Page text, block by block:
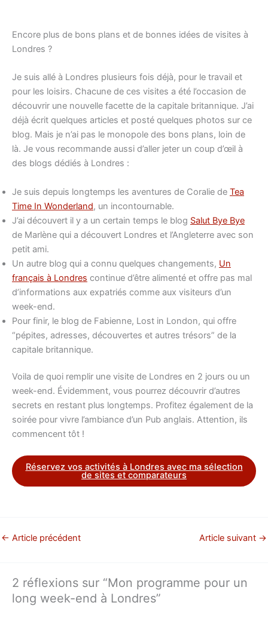
Encore plus de bons plans et de bonnes idées de visites à
Londres ?
Je suis allé à Londres plusieurs fois déjà, pour le travail et
pour les loisirs. Chacune de ces visites a été l’occasion de
découvrir une nouvelle facette de la capitale britannique. J’ai
déjà écrit quelques articles et posté quelques photos sur ce
blog. Mais je n’ai pas le monopole des bons plans, loin de
là. Je vous recommande aussi d’aller jeter un coup d’œil à
des blogs dédiés à Londres :
Je suis depuis longtemps les aventures de Coralie de Tea
Time In Wonderland, un incontournable.
J’ai découvert il y a un certain temps le blog Salut Bye Bye
de Marlène qui a découvert Londres et l’Angleterre avec son
petit ami.
Un autre blog qui a connu quelques changements, Un
français à Londres continue d’être alimenté et offre pas mal
d’informations aux expatriés comme aux visiteurs d’un
week-end.
Pour finir, le blog de Fabienne, Lost in London, qui offre
“pépites, adresses, découvertes et autres trésors” de la
capitale britannique.
Voila de quoi remplir une visite de Londres en 2 jours ou un
week-end. Évidemment, vous pourrez découvrir d’autres
secrets en restant plus longtemps. Profitez également de la
soirée pour vivre l’ambiance d’un Pub anglais. Attention, ils
commencent tôt !
Réservez vos activités à Londres avec ma sélection
de sites et comparateurs
← Article précédent Article suivant →
2 réflexions sur “Mon programme pour un
long week-end à Londres”